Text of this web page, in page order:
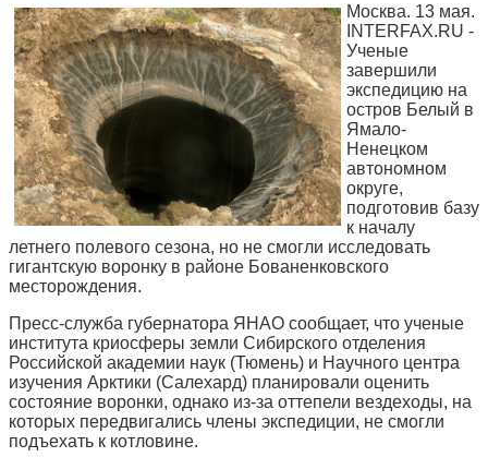
Москва. 13 мая.
INTERFAX.RU -
Ученые
завершили
экспедицию на
остров Белый в
Ямало-
Ненецком
автономном
округе,
подготовив базу
к началу
летнего полевого сезона, но не смогли исследовать
гигантскую воронку в районе Бованенковского
месторождения.
Пресс-служба губернатора ЯНАО сообщает, что ученые
института криосферы земли Сибирского отделения
Российской академии наук (Тюмень) и Научного центра
изучения Арктики (Салехард) планировали оценить
состояние воронки, однако из-за оттепели вездеходы, на
которых передвигались члены экспедиции, не смогли
подъехать к котловине.